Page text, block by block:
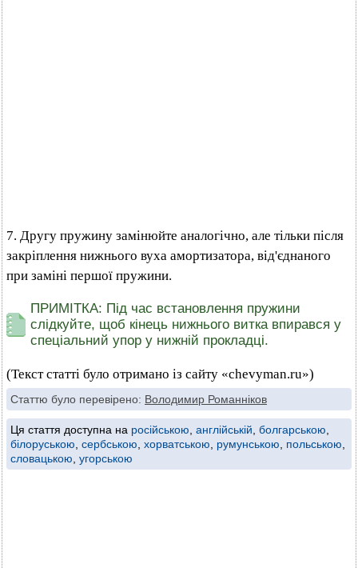
7. Другу пружину замінюйте аналогічно, але тільки після
закріплення нижнього вуха амортизатора, від'єднаного
при заміні першої пружини.
ПРИМІТКА: Під час встановлення пружини
слідкуйте, щоб кінець нижнього витка впирався у
спеціальний упор у нижній прокладці.
(Текст статті було отримано із сайту «chevyman.ru»)
Статтю було перевірено: Володимир Романніков
Ця стаття доступна на російською англійській болгарською
білоруською сербською хорватською румунською польською
словацькою угорською